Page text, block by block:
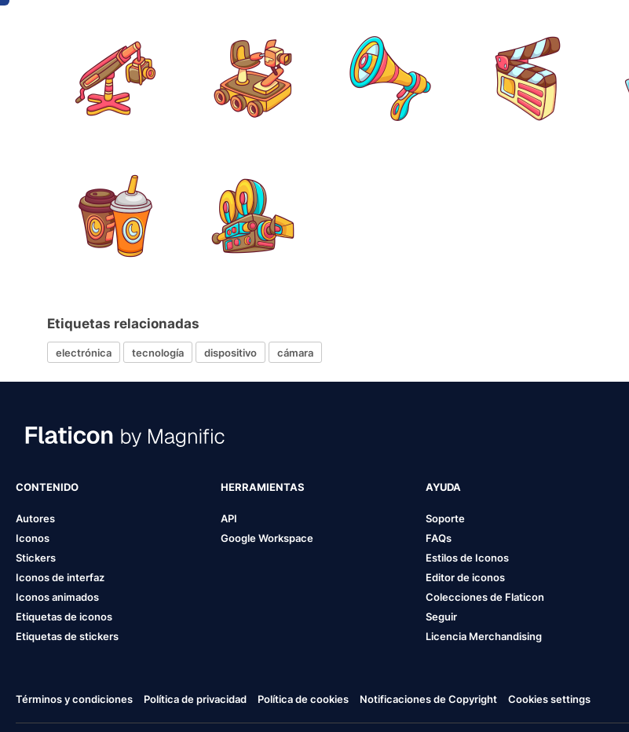
Etiquetas relacionadas
electrónica tecnología dispositivo cámara
CONTENIDO
Autores
Iconos
Stickers
Iconos de interfaz
Iconos animados
Etiquetas de iconos
Etiquetas de stickers
HERRAMIENTAS
API
Google Workspace
AYUDA
Soporte
FAQs
Estilos de Iconos
Editor de iconos
Colecciones de Flaticon
Seguir
Licencia Merchandising
Términos y condiciones Política de privacidad Política de cookies Notificaciones de Copyright Cookies settings